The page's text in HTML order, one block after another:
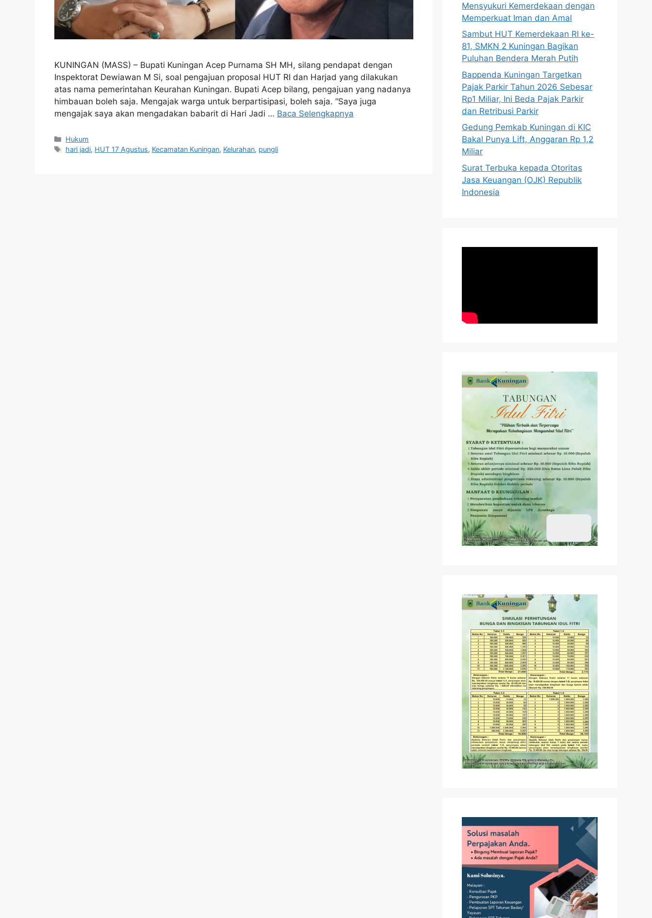
KUNINGAN (MASS) – Bupati Kuningan Acep Purnama SH MH, silang pendapat dengan
Inspektorat Dewiawan M Si, soal pengajuan proposal HUT RI dan Harjad yang dilakukan
atas nama pemerintahan Keurahan Kuningan. Bupati Acep bilang, pengajuan yang nadanya
himbauan boleh saja. Mengajak warga untuk berpartisipasi, boleh saja. “Saya juga
mengajak saya akan mengadakan babarit di Hari Jadi … Baca Selengkapnya
Kategori
Hukum
Tag
hari jadi, HUT 17 Agustus, Kecamatan Kuningan, Kelurahan, pungli
Mensyukuri Kemerdekaan dengan
Memperkuat Iman dan Amal
Sambut HUT Kemerdekaan RI ke-
81, SMKN 2 Kuningan Bagikan
Puluhan Bendera Merah Putih
Bappenda Kuningan Targetkan
Pajak Parkir Tahun 2026 Sebesar
Rp1 Miliar, Ini Beda Pajak Parkir
dan Retribusi Parkir
Gedung Pemkab Kuningan di KIC
Bakal Punya Lift, Anggaran Rp 1,2
Miliar
Surat Terbuka kepada Otoritas
Jasa Keuangan (OJK) Republik
Indonesia